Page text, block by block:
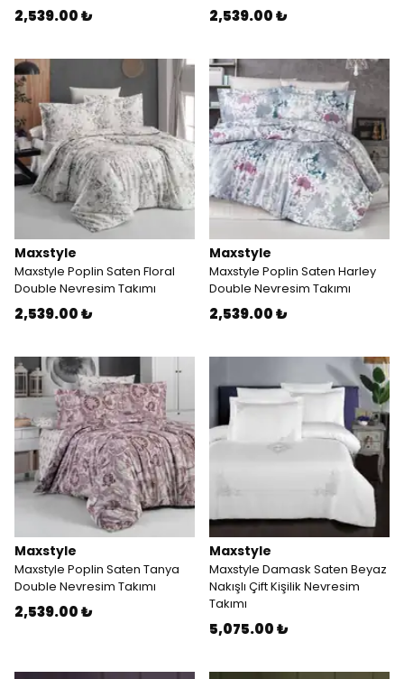
2,539.00 ₺ 2,539.00 ₺
Maxstyle
Maxstyle Poplin Saten Floral
Double Nevresim Takımı
2,539.00 ₺
Maxstyle
Maxstyle Poplin Saten Harley
Double Nevresim Takımı
2,539.00 ₺
Maxstyle
Maxstyle Poplin Saten Tanya
Double Nevresim Takımı
2,539.00 ₺
Maxstyle
Maxstyle Damask Saten Beyaz
Nakışlı Çift Kişilik Nevresim
Takımı
5,075.00 ₺